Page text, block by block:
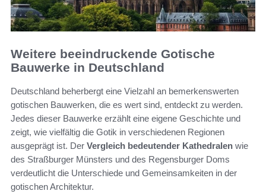
Weitere beeindruckende Gotische
Bauwerke in Deutschland
Deutschland beherbergt eine Vielzahl an bemerkenswerten
gotischen Bauwerken, die es wert sind, entdeckt zu werden.
Jedes dieser Bauwerke erzählt eine eigene Geschichte und
zeigt, wie vielfältig die Gotik in verschiedenen Regionen
ausgeprägt ist. Der Vergleich bedeutender Kathedralen wie
des Straßburger Münsters und des Regensburger Doms
verdeutlicht die Unterschiede und Gemeinsamkeiten in der
gotischen Architektur.